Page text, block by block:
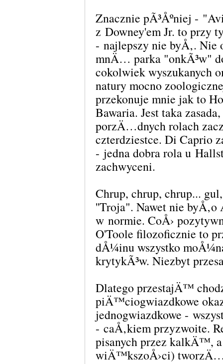
Znacznie pÃ³Åºniej -
z Downey'em Jr. to przy
- najlepszy nie byÅ‚.
mnÄ… parka "onkÃ³w"
cokolwiek wyszukanych
natury mocno
przekonuje mnie jak to
Bawaria. Jest taka
porzÄ…dnych rolach
czterdziestce. Di Caprio
- jedna dobra rola u
zachwyceni.
Chrup, chrup, chrup...
''Troja". Nawet nie
w normie. CoÅ›
O'Toole filozoficznie to
dÅ¼inu wszystko
krytykÃ³w. Niezbyt
Dlatego przestajÄ™
piÄ™ciogwiazdkowe
jednogwiazdkowe -
- caÅ‚kiem przyzwoite.
pisanych przez kalkÄ™,
wiÄ™kszoÅ›ci)